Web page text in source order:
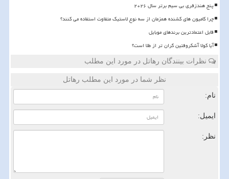
پنج هندزفری بی سیم برتر سال ۲۰۲۶
چرا کامیون های کشنده همزمان از سه نوع لاستیک متفاوت استفاده می کنند؟
قابل اعتمادترین برندهای موبایل
آیا کولا آشکروفتین گران تر از طلا است؟
نظرات بینندگان رهاتل در مورد این مطلب
نظر شما در مورد این مطلب رهاتل
نام:
ایمیل:
نظر: